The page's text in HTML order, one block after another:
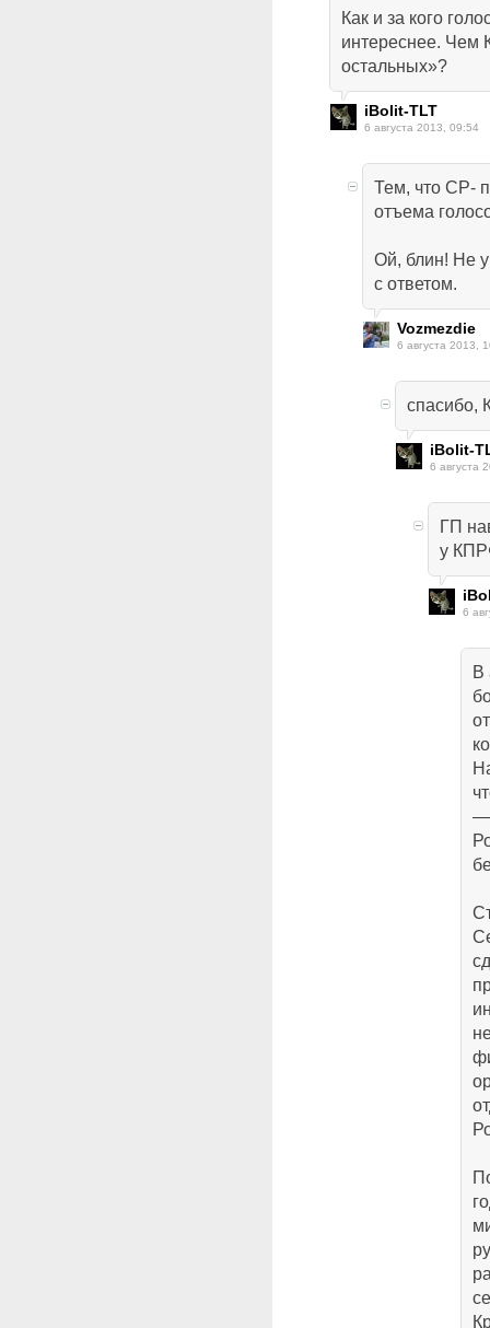
Как и за кого
интереснее. Чем
остальных»?
iBolit-TLT
6 августа 2013, 09:54
Тем, что СР-
отъема
Ой, блин! Не у
с ответом.
Vozmezdie
6 августа 2013,
спасибо,
iBolit-
6 августа
ГП
у
6
В
—